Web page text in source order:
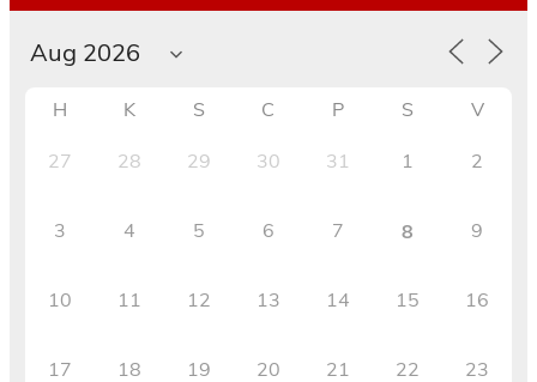
H K S C P S V
27 28 29 30 31 1 2
3 4 5 6 7 8 9
10 11 12 13 14 15 16
17 18 19 20 21 22 23